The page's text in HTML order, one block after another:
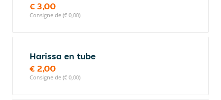
€ 3,00
Consigne de (€ 0,00)
Harissa en tube
€ 2,00
Consigne de (€ 0,00)